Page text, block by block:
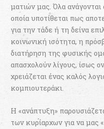
ματιών μας. Όλα
οποία υποτίθεται πως
για την τάδε ή τη δείνα
κοινωνική ισότητα, η
διατήρηση της φυσικής
απασχολούν λίγους, ίσως
χρειάζεται ένας καλός
κομπιουτεράκι.
Η «ανάπτυξη»
των κυρίαρχων για να μας